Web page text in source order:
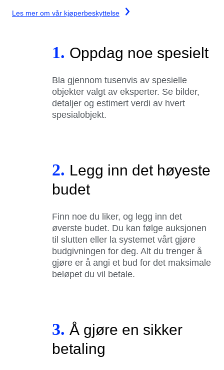
Les mer om vår kjøperbeskyttelse
1. Oppdag noe spesielt
Bla gjennom tusenvis av spesielle
objekter valgt av eksperter. Se bilder,
detaljer og estimert verdi av hvert
spesialobjekt.
2. Legg inn det høyeste
budet
Finn noe du liker, og legg inn det
øverste budet. Du kan følge auksjonen
til slutten eller la systemet vårt gjøre
budgivningen for deg. Alt du trenger å
gjøre er å angi et bud for det maksimale
beløpet du vil betale.
3. Å gjøre en sikker
betaling